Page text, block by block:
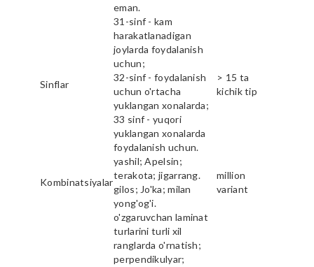
eman.
Sinflar
31-sinf - kam
harakatlanadigan
joylarda foydalanish
uchun;
32-sinf - foydalanish
uchun o'rtacha
yuklangan xonalarda;
33 sinf - yuqori
yuklangan xonalarda
foydalanish uchun.
> 15 ta
kichik tip
Kombinatsiyalar
yashil; Apelsin;
terakota; jigarrang.
gilos; Jo'ka; milan
yong'og'i.
million
variant
o'zgaruvchan laminat
turlarini turli xil
ranglarda o'rnatish;
perpendikulyar;